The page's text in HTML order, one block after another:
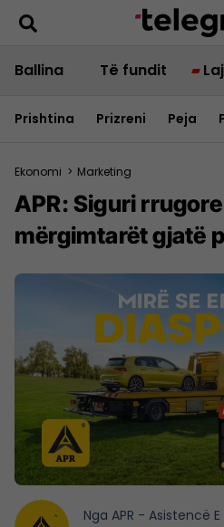
Ballina Të fundit
Prishtina Prizreni Peja
Ekonomi > Marketing
APR: Siguri
mërgimtarët gjatë
Nga APR - Asistencë